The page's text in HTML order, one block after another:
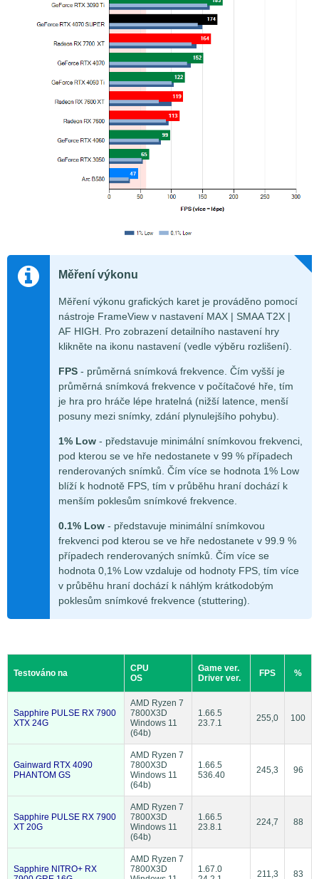
Měření výkonu
Měření výkonu grafických karet je prováděno pomocí
nástroje FrameView v nastavení MAX | SMAA T2X |
AF HIGH. Pro zobrazení detailního nastavení hry
klikněte na ikonu nastavení (vedle výběru rozlišení).
FPS - průměrná snímková frekvence. Čím vyšší je
průměrná snímková frekvence v počítačové hře, tím
je hra pro hráče lépe hratelná (nižší latence, menší
posuny mezi snímky, zdání plynulejšího pohybu).
1% Low - představuje minimální snímkovou frekvenci,
pod kterou se ve hře nedostanete v 99 % případech
renderovaných snímků. Čím více se hodnota 1% Low
blíží k hodnotě FPS, tím v průběhu hraní dochází k
menším poklesům snímkové frekvence.
0.1% Low - představuje minimální snímkovou
frekvenci pod kterou se ve hře nedostanete v 99.9 %
případech renderovaných snímků. Čím více se
hodnota 0,1% Low vzdaluje od hodnoty FPS, tím více
v průběhu hraní dochází k náhlým krátkodobým
poklesům snímkové frekvence (stuttering).
Testováno na
CPU
OS
Game ver.
Driver ver.
FPS %
Sapphire PULSE RX 7900
XTX 24G
AMD Ryzen 7
7800X3D
Windows 11
(64b)
1.66.5
23.7.1
255,0 100
Gainward RTX 4090
PHANTOM GS
AMD Ryzen 7
7800X3D
Windows 11
(64b)
1.66.5
536.40
245,3 96
Sapphire PULSE RX 7900
XT 20G
AMD Ryzen 7
7800X3D
Windows 11
(64b)
1.66.5
23.8.1
224,7 88
Sapphire NITRO+ RX
AMD Ryzen 7
7800X3D
1.67.0
211,3 83